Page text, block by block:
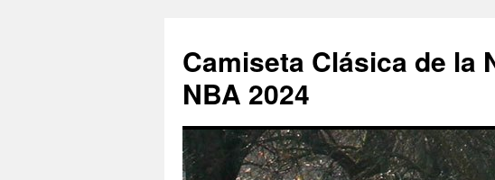
Camiseta Clásica de la
NBA 2024